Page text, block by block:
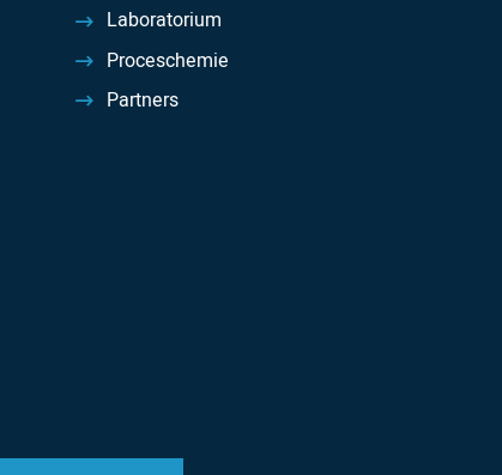
Laboratorium
Proceschemie
Partners